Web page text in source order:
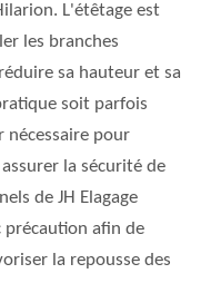
L'étêtage est
les branches
sa hauteur et sa
soit parfois
nécessaire pour
la sécurité de
de JH Elagage
afin de
la repousse des